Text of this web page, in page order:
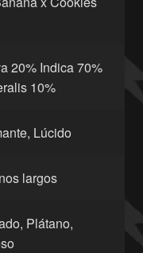
20% Indica 70%
10%
Lúcido
largos
Plátano,